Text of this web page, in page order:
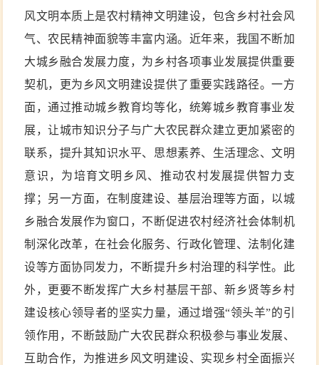
风文明本质上是农村精神文明建设，包含乡村社会风
气、农民精神面貌等丰富内涵。近年来，我国不断加
大城乡融合发展力度，为乡村各项事业发展提供重要
契机，更为乡风文明建设提供了重要实践路径。一方
面，通过推动城乡教育均等化，统筹城乡教育事业发
展，让城市知识分子与广大农民群众建立更加紧密的
联系，提升其知识水平、思想素养、生活理念、文明
意识，为培育文明乡风、推动农村发展提供智力支
撑；另一方面，在制度建设、基层治理等方面，以城
乡融合发展作为窗口，不断促进农村经济社会体制机
制深化改革，在社会化服务、行政化管理、法制化建
设等方面协同发力，不断提升乡村治理的科学性。此
外，更要不断发挥广大乡村基层干部、新乡贤等乡村
建设核心领导者的坚实力量，通过增强“领头羊”的引
领作用，不断鼓励广大农民群众积极参与事业发展、
互助合作，为推进乡风文明建设、实现乡村全面振兴